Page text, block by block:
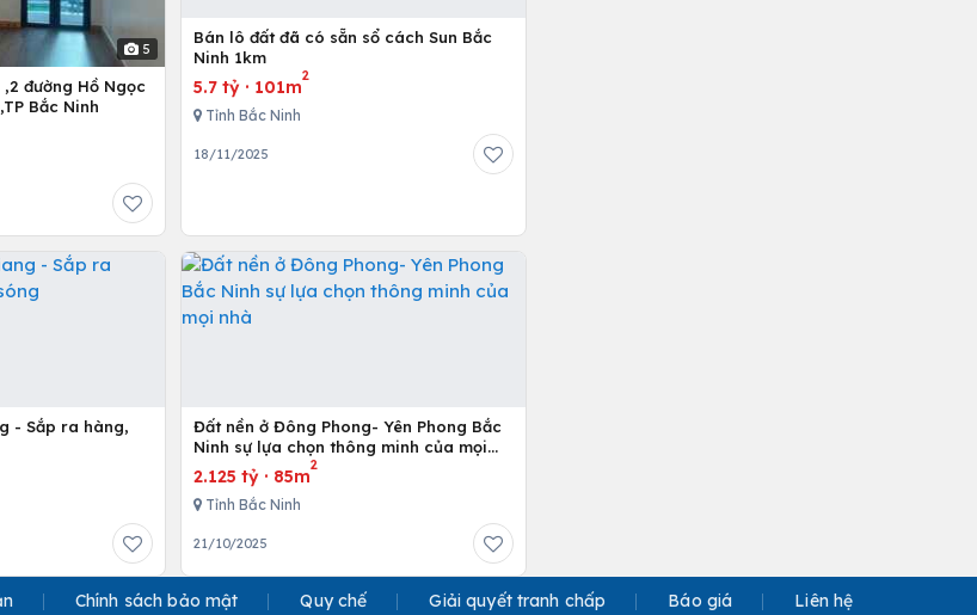
5
đường Hồ Ngọc
Bắc Ninh
Bán lô đất đã có sẵn sổ cách Sun Bắc
Ninh 1km
5.7 tỷ· 101m
2
Tỉnh Bắc Ninh
18/11/2025
- Sắp ra hàng,
Đất nền ở Đông Phong- Yên Phong Bắc
Ninh sự lựa chọn thông minh của mọi
nhà
2.125 tỷ· 85m
2
Tỉnh Bắc Ninh
21/10/2025
Chính sách bảo mật Quy chế Giải quyết tranh chấp Báo giá Liên hệ